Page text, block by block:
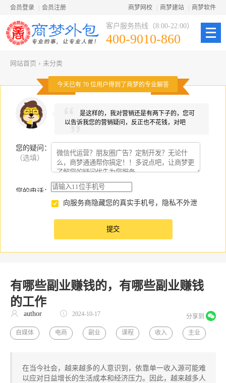
会员登录 会员注册 商梦网校 商梦建站 商梦软件
客户服务热线（8:00-22:00）
400-9010-860
网站首页 › 未分类
今天已有 70 位用户得到了商梦的专业解答
是这样的，我对营销还是有两下子的，您可
以告诉我您的营销疑问，反正也不花钱，对吧
您的疑问
（选填）
：
您的电话：
向服务商隐藏您的真实手机号，隐私不外泄
有哪些副业赚钱的，有哪些副业赚钱
的工作
分享到
author 2024-10-17
自媒体 电商 副业 课程 收入 主业
在当今社会，越来越多的人意识到，依靠单一收入源可能难
以应对日益增长的生活成本和经济压力。因此，越来越多人